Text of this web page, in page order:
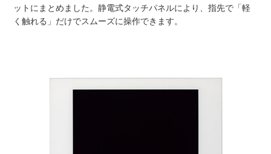
ットにまとめました。静電式タッチパネルにより、指先で「軽
く触れる」だけでスムーズに操作できます。